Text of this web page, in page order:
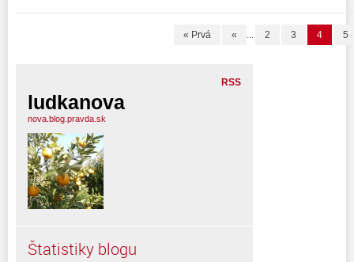
« Prvá « ... 2 3 4 5
RSS
ludkanova
nova.blog.pravda.sk
Štatistiky blogu